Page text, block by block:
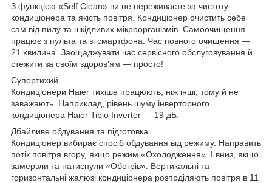
З функцією «Self Clean» ви не переживаєте за чистоту
кондиціонера та якість повітря. Кондиціонер очистить себе
сам від пилу та шкідливих мікроорганізмів. Самоочищення
працює з пульта та зі смартфона. Час повного очищення —
21 хвилина. Заощаджувати час сервісного обслуговування й
стежити за своїм здоров'ям — просто!
Супертихий
Кондиціонери Haier тихіше працюють, ніж інші, тому й не
заважають. Наприклад, рівень шуму інверторного
кондиціонера Haier Tibio Inverter — 19 дБ.
Дбайливе обдування та підготовка
Кондиціонер вибирає спосіб обдування від режиму. Направить
потік повітря вгору, якщо режим «Охолодження». І вниз, якщо
замерзли та натиснули «Обогрів». Вертикальні та
горизонтальні жалюзі кондиціонера розподіляють повітря в 11